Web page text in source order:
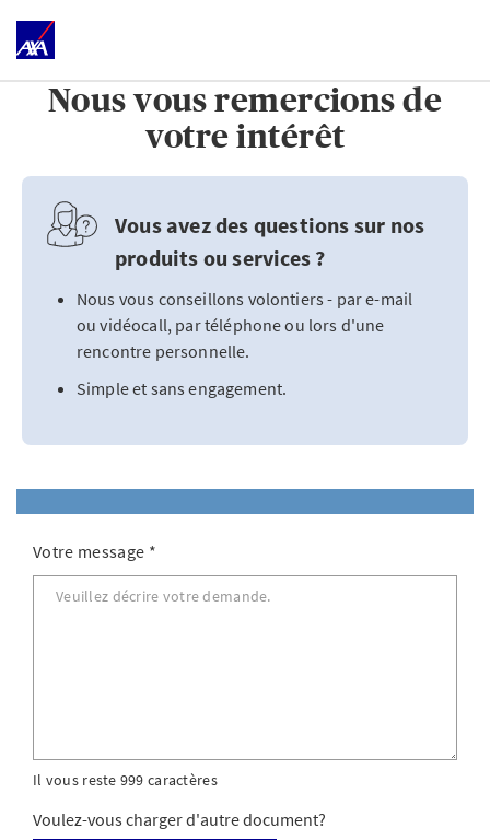
Nous vous remercions de
votre intérêt
Vous avez des questions sur nos
produits ou services ?
Nous vous conseillons volontiers - par e-mail
ou vidéocall, par téléphone ou lors d'une
rencontre personnelle.
Simple et sans engagement.
Votre message *
Il vous reste 999 caractères
Voulez-vous charger d'autre document?